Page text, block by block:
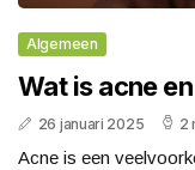
Algemeen
Wat is acne
26 januari 2025 2
Acne is een